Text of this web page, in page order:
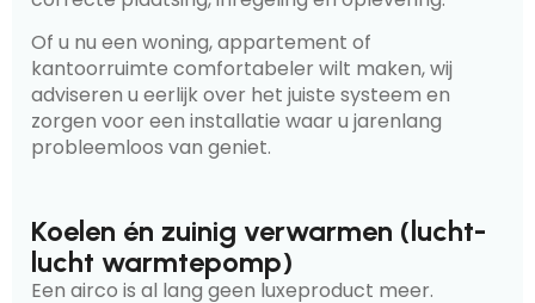
Of u nu een woning, appartement of
kantoorruimte comfortabeler wilt maken, wij
adviseren u eerlijk over het juiste systeem en
zorgen voor een installatie waar u jarenlang
probleemloos van geniet.
Koelen én zuinig verwarmen (lucht-
lucht warmtepomp)
Een airco is al lang geen luxeproduct meer.